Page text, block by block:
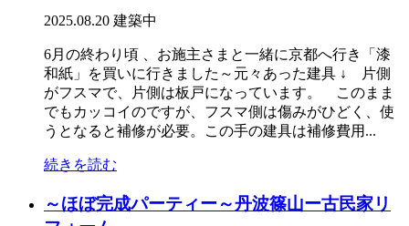
2025.08.20 建築中
6月の終わり頃 、お施主さまと一緒に京都へ行き「漆
和紙」を買いに行きました～元々あった建具 ↓ 片側
がフスマで、片側は板戸になっています。 このまま
でもカッコイのですが、フスマ側は傷みがひどく、使
うとなると補修が必要。この手の建具は補修費用...
続きを読む
～ほぼ完成パーティー～丹波篠山ー古民家リ